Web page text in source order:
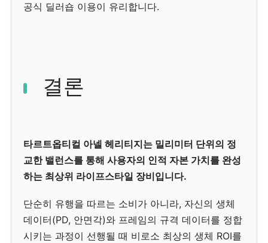
공식 딜러숍 이용이 유리합니다.
결론
타르트옵티컬 아넬 헤리티지는 밀리미터 단위의 정
교한 밸런스를 통해 사용자의 인적 자본 가치를 완성
하는 최상위 라이프스타일 장비입니다.
단순히 유행을 따르는 소비가 아니라, 자신의 생체
데이터(PD, 안면각)와 프레임의 규격 데이터를 정합
시키는 과정이 선행될 때 비로소 최상의 생체 ROI를